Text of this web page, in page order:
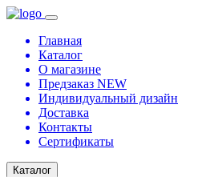
Главная
Каталог
О магазине
Предзаказ NEW
Индивидуальный дизайн
Доставка
Контакты
Сертификаты
Каталог